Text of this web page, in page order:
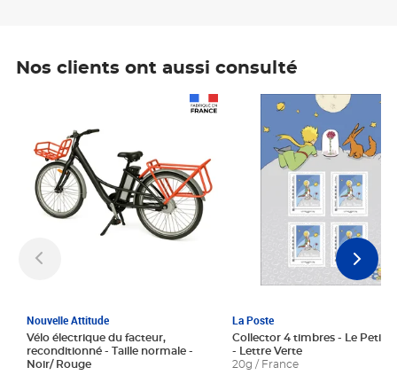
Nos clients ont aussi consulté
Nouvelle Attitude
Vélo électrique du facteur,
reconditionné - Taille normale -
Noir/ Rouge
La Poste
Collector 4 timbres - Le Petit
- Lettre Verte
20g / France
Prix 6,25€ HT